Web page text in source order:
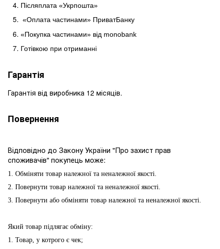
Післяплата «Укрпошта»
«Оплата частинами» ПриватБанку
«Покупка частинами» від monobank
Готівкою при отриманні
Гарантія
Гарантія від виробника 12 місяців.
Повернення
Відповідно до Закону України "Про захист прав
споживачів" покупець може:
1. Обміняти товар належної та неналежної якості.
2. Повернути товар належної та неналежної якості.
3. Повернути або обміняти товар належної та неналежної якості.
Який товар підлягає обміну:
1. Товар, у котрого є чек;